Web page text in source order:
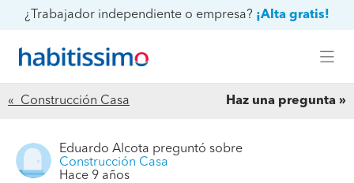
¿Trabajador independiente o empresa? ¡Alta gratis!
« Construcción Casa Haz una pregunta
Eduardo Alcota preguntó sobre
Construcción Casa
Hace 9 años